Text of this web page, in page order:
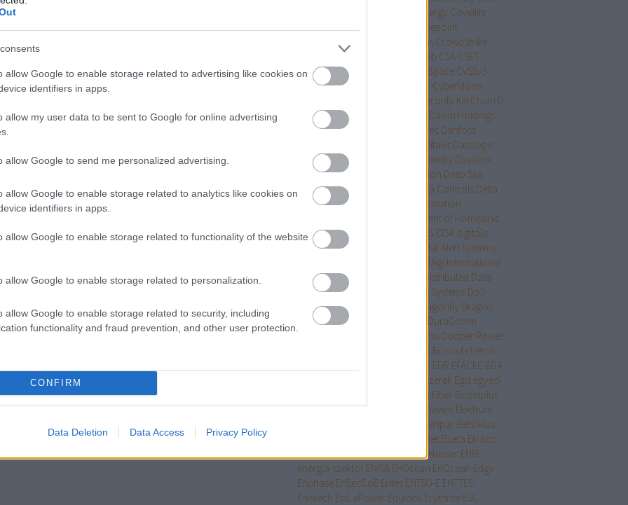
allow Google to enable storage related to advertising like cookies on
identifiers in apps.
allow my user data to be sent to Google for online advertising
allow Google to send me personalized advertising.
allow Google to enable storage related to analytics like cookies on
identifiers in apps.
allow Google to enable storage related to functionality of the website
allow Google to enable storage related to personalization.
allow Google to enable storage related to security, including
functionality and fraud prevention, and other user protection.
CONFIRM
Data Deletion Data Access Privacy Policy
CosmicEnergy Covellite
COViD-19CP/CPU
Cradlepoint
Crashoverride
Crestron CrowdStrike
cryptominer CrySys Lab CSA CSET
csomagszűrés
CubeSpace CVSSv3
CVSSv4CyberData CyberPower CyberVision
Cyber Security Kill Chain D-
LinkDahua Technology
Daikin Holdings
SingaporeDale Peterson Danelec Danfoss
Datakit Datalogic
Datalogics
Dataprobe David Fromby Davolink
DDoSDeep packet inspection Deep Sea
ElectronicsDefCon Delta Controls Delta
ElectronicsDelta Industrial Automation
Department of Homeland
SecurityDER DHS CISA digitális
alállomásdigitális védelem
Digital Alert Systems
Digi International
Dingtiandiplomamunka
Distributed Data
SystemsDNP3 Dominion Voting Systems DoS
Dover Fueling Solutions
Dragonfly Dragos
Dreame Technology
DuraComm
Dymalloy
Eatons Cooper Power
Eaton Lighting Systems Ecava Echelon
EDP EDR EFACEC EG4
Egészségügyi rendszerek Egis egyedi
EirGrid Elber Elcomplus
ElectrolinkElectronic Logging Device Electrum
élelmiszeripar életciklus
elnöki rendelet Elseta Elvaco
Endress+Hauser ENEL
energia-szektor ENISA EnOcean EnOcean Edge
Enphase EnSecCoE Entes ENTSO-E ENTTEC
Envitech EoL ePower Equinox Erythrite ESC